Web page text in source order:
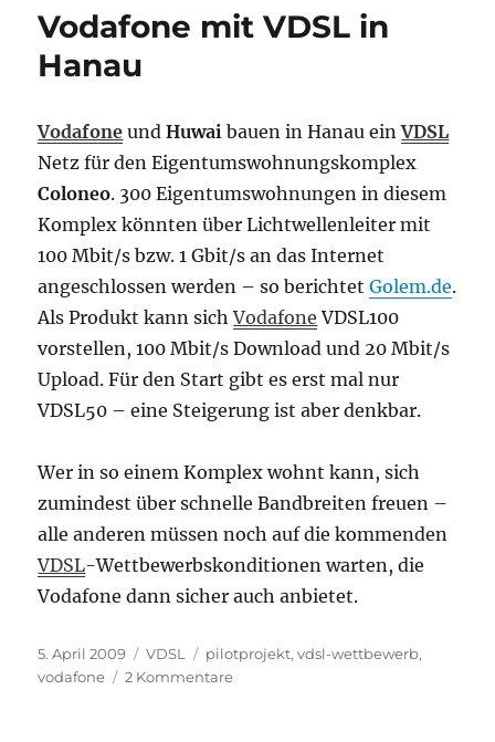
Vodafone mit VDSL in
Hanau
Vodafone undHuwai bauen in Hanau einVDSL
Netz für den Eigentumswohnungskomplex
Coloneo. 300 Eigentumswohnungen in diesem
Komplex könnten über Lichtwellenleiter mit
100 Mbit/s bzw. 1 Gbit/s an das Internet
angeschlossen werden – so berichtetGolem.de.
Als Produkt kann sichVodafone VDSL100
vorstellen, 100 Mbit/s Download und 20 Mbit/s
Upload. Für den Start gibt es erst mal nur
VDSL50 – eine Steigerung ist aber denkbar.
Wer in so einem Komplex wohnt kann, sich
zumindest über schnelle Bandbreiten freuen –
alle anderen müssen noch auf die kommenden
VDSL-Wettbewerbskonditionen warten, die
Vodafone dann sicher auch anbietet.
Veröffentlicht
am
5. April 2009 Kategorien
VDSL Schlagwörter
pilotprojekt,vdsl-wettbewerb,
vodafone
2 Kommentarezu